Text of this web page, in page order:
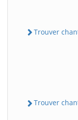
Trouver
Trouver